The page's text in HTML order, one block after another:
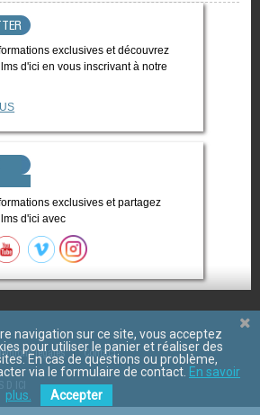
exclusives et découvrez
d'ici en vous inscrivant à notre
exclusives et partagez
d'ici avec
légales Contact
ICI
navigation sur ce site, vous acceptez
pour utiliser le panier et réaliser des
En cas de questions ou problème,
via le formulaire de contact. En savoir
plus.
Accepter